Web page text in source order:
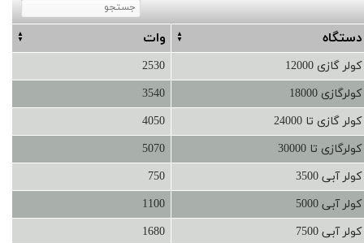
دستگاه وات
کولر گازی 12000
2530
کولرگازی 18000
3540
کولر گازی تا 24000
4050
کولرگازی تا 30000
5070
کولر آبی 3500
750
کولر آبی 5000
1100
کولر آبی 7500
1680